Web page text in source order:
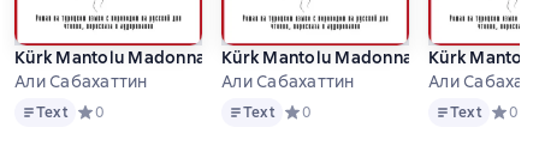
Kürk Mantolu Madonna. Часть 6 (глава 4). Роман на
Али Сабахаттин
TextText Средний рейтинг 0 на основе 0 оценок
0
Kürk Mantolu Madonna. Часть 5
Али Сабахаттин
TextText Средний рейтинг 0 на основе 0
0
Kürk
Али
TextText 0